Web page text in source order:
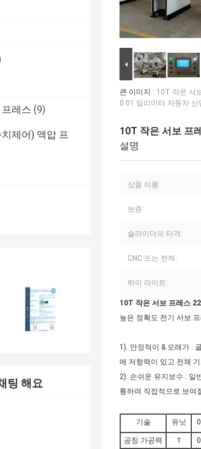
레스 (9)
제어) 액압 프
팅 해요
큰 이미지 : 10T 작은 서
0.01 밀리미터 자동차 산
10T 작은 서보 프
설명
상품 이름:
보증:
슬라이더의 타격:
CNC 또는 전혀:
하이 라이트:
10T 작은 서보 프레스
높은 정확도 전기 서보
1). 안정적이 & 오래가 :
에 저항력이 있고 전체
2). 손쉬운 유지보수 : 일
통하여 직접적으로 보여
기술 유닛
공칭 가공력 Ｔ